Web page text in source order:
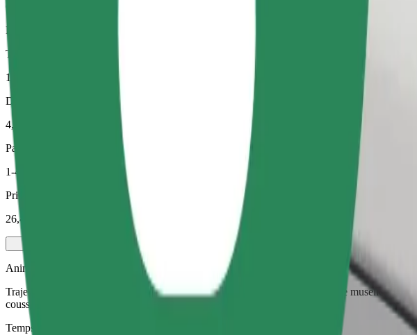
Confort
Des voitures plus grandes avec plus d'espace pour les jambes et plus de rangement
Temps de trajet estimé
10 min
Distance estimée
4,8 km
Passagers
1-4
Prix estimé
26,40 PLN
Animaux de compagnie
Trajets pour vous et votre animal de compagnie. Les chiens doivent porter une muselière,
coussin.
Temps de trajet estimé